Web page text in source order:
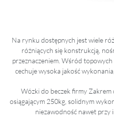
Na rynku dostępnych jest wiele
różniących się konstrukcją,
przeznaczeniem. Wśród
cechuje wysoka jakość
Wózki do beczek firmy Zakrem
osiągającym 250kg, solidnym
niezawodność nawet przy